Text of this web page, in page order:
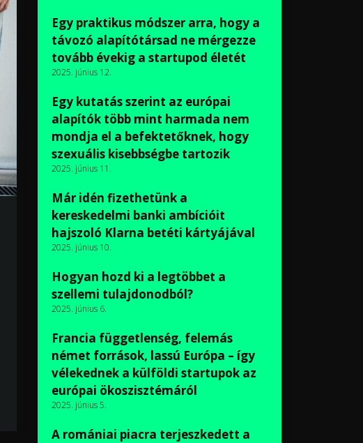
Egy praktikus módszer arra, hogy a
távozó alapítótársad ne mérgezze
tovább évekig a startupod életét
2025. június 12.
Egy kutatás szerint az európai
alapítók több mint harmada nem
mondja el a befektetőknek, hogy
szexuális kisebbségbe tartozik
2025. június 11.
Már idén fizethetünk a
kereskedelmi banki ambícióit
hajszoló Klarna betéti kártyájával
2025. június 10.
Hogyan hozd ki a legtöbbet a
szellemi tulajdonodból?
2025. június 6.
Francia függetlenség, felemás
német források, lassú Európa – így
vélekednek a külföldi startupok az
európai ökoszisztémáról
2025. június 5.
A romániai piacra terjeszkedett a